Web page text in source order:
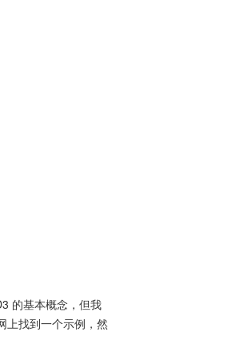
的基本概念，但我
上找到一个示例，然